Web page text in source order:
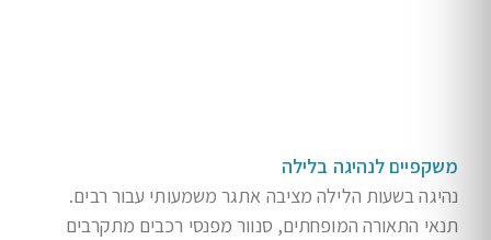
משקפיים לנהיגה בלילה
נהיגה בשעות הלילה מציבה אתגר משמעותי עבור רבים.
תנאי התאורה המופחתים, סנוור מפנסי רכבים מתקרבים